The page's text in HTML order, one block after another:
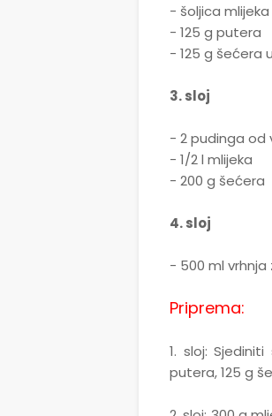
- šoljica mlijeka
- 125 g putera
- 125 g šećera
3. sloj
- 2 pudinga od
- 1/2 l mlijeka
- 200 g šećera
4. sloj
- 500 ml vrhnja
Priprema:
1. sloj:
putera, 125 g